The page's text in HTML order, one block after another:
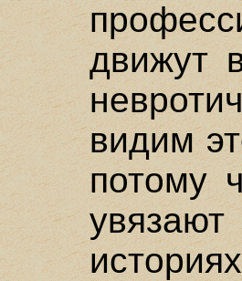
движут
видим
потому